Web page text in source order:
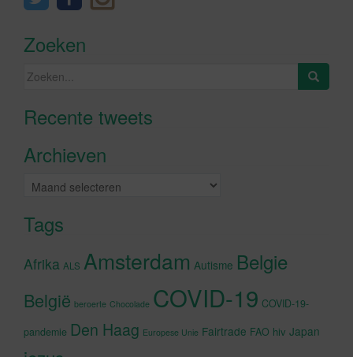
Zoeken
Zoeken
Recente tweetsKlik om marketing cookies te
Archieven
Archieven
Tags
Afrika ALS Amsterdam Autisme Belgie
België beroerte Chocolade COVID-19 COVID-19-
pandemie Den Haag Europese Unie Fairtrade FAO hiv Japan